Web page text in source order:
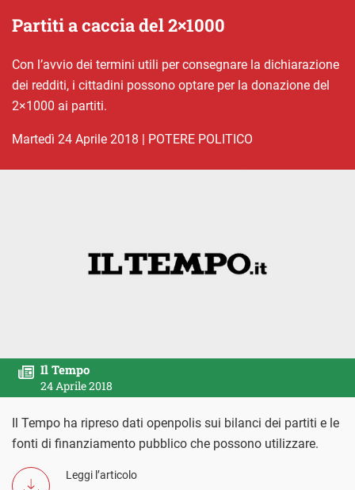
Partiti a caccia del 2×1000
Con l’avvio dei termini utili per consegnare la dichiarazione
dei redditi, i cittadini possono optare per la donazione del
2×1000 ai partiti.
martedì 24 Aprile 2018 | POTERE POLITICO
Il Tempo
24 Aprile 2018
Il Tempo ha ripreso dati openpolis sui bilanci dei partiti e le
fonti di finanziamento pubblico che possono utilizzare.
Leggi l’articolo